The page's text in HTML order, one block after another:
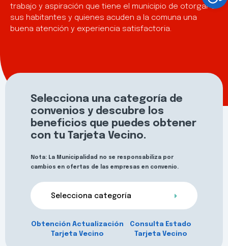
trabajo y aspiración que tiene el municipio de otorgar a
sus habitantes y quienes acuden a la comuna una
buena atención y experiencia satisfactoria.
Selecciona una categoría de
convenios y descubre los
beneficios que puedes obtener
con tu Tarjeta Vecino.
Nota: La Municipalidad no se responsabiliza por
cambios en ofertas de las empresas en convenio.
Selecciona categoría
Obtención Actualización
Tarjeta Vecino
Consulta Estado
Tarjeta Vecino